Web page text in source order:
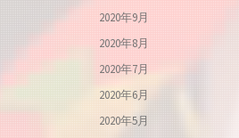
2020年9月
2020年8月
2020年7月
2020年6月
2020年5月